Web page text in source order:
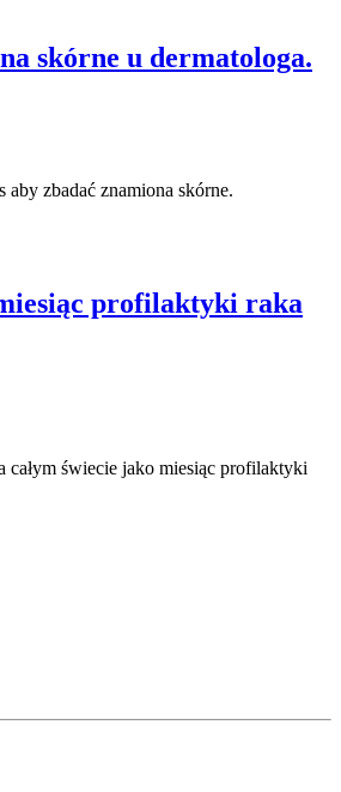
skórne u dermatologa.
aby zbadać znamiona skórne.
profilaktyki raka
całym świecie jako miesiąc profilaktyki